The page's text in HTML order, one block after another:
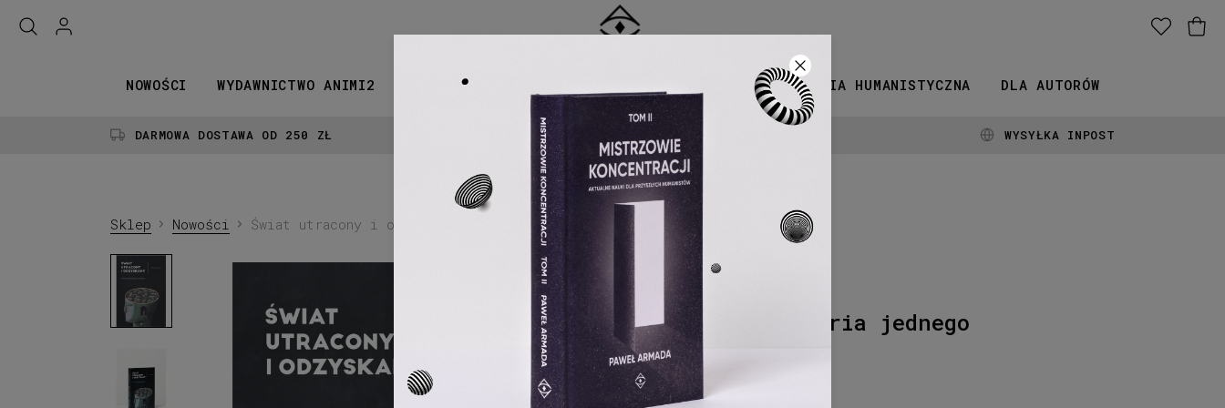
NOWOŚCI WYDAWNICTWO ANIMI2 KSIĄŻKI PROMOCJE SERIA HUMANISTYCZNA DLA AUTORÓW
DARMOWA DOSTAWA OD 250 ZŁ 90-DNIOWE PRAWO ZWROTU WYSYŁKA INPOST
Sklep Nowości
Świat utracony i odzyskany. Historia jednego zranienia.
Aleksander
Łuria.
Świat
utracony
odzyskany.
zranienia.
Łuria.
Świat
utracony
_NOWOŚĆ
Świat utracony i
odzyskany. Historia jednego
zranienia.
Aleksander Łuria
39,90 zł